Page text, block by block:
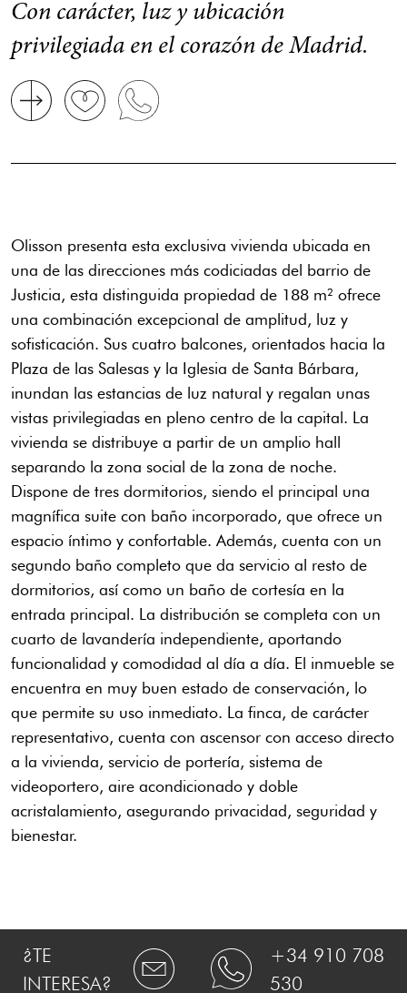
Con carácter, luz y ubicación
privilegiada en el corazón de Madrid.
Olisson presenta esta exclusiva vivienda ubicada en
una de las direcciones más codiciadas del barrio de
Justicia, esta distinguida propiedad de 188 m² ofrece
una combinación excepcional de amplitud, luz y
sofisticación. Sus cuatro balcones, orientados hacia la
Plaza de las Salesas y la Iglesia de Santa Bárbara,
inundan las estancias de luz natural y regalan unas
vistas privilegiadas en pleno centro de la capital. La
vivienda se distribuye a partir de un amplio hall
separando la zona social de la zona de noche.
Dispone de tres dormitorios, siendo el principal una
magnífica suite con baño incorporado, que ofrece un
espacio íntimo y confortable. Además, cuenta con un
segundo baño completo que da servicio al resto de
dormitorios, así como un baño de cortesía en la
entrada principal. La distribución se completa con un
cuarto de lavandería independiente, aportando
funcionalidad y comodidad al día a día. El inmueble se
encuentra en muy buen estado de conservación, lo
que permite su uso inmediato. La finca, de carácter
representativo, cuenta con ascensor con acceso directo
a la vivienda, servicio de portería, sistema de
videoportero, aire acondicionado y doble
acristalamiento, asegurando privacidad, seguridad y
bienestar.
¿TE
INTERESA?
+34 910 708
530